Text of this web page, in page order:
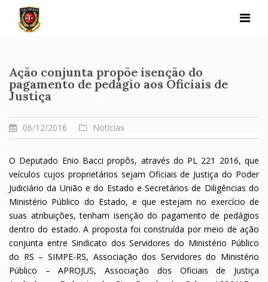
content
Ação conjunta propõe isenção do
pagamento de pedágio aos Oficiais de
Justiça
06/12/2016 Notícias
O Deputado Enio Bacci propôs, através do PL 221 2016, que
veículos cujos proprietários sejam Oficiais de Justiça do Poder
Judiciário da União e do Estado e Secretários de Diligências do
Ministério Público do Estado, e que estejam no exercício de
suas atribuições, tenham isenção do pagamento de pedágios
dentro do estado. A proposta foi construída por meio de ação
conjunta entre Sindicato dos Servidores do Ministério Público
do RS – SIMPE-RS, Associação dos Servidores do Ministério
Público – APROJUS, Associação dos Oficiais de Justiça